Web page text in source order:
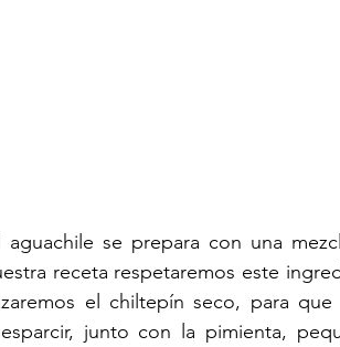
se prepara con una
receta respetaremos este
el chiltepín seco, para
junto con la pimienta,